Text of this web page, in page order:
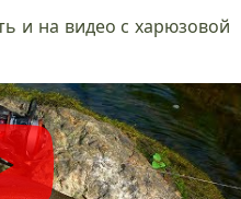
и на видео с харюзовой